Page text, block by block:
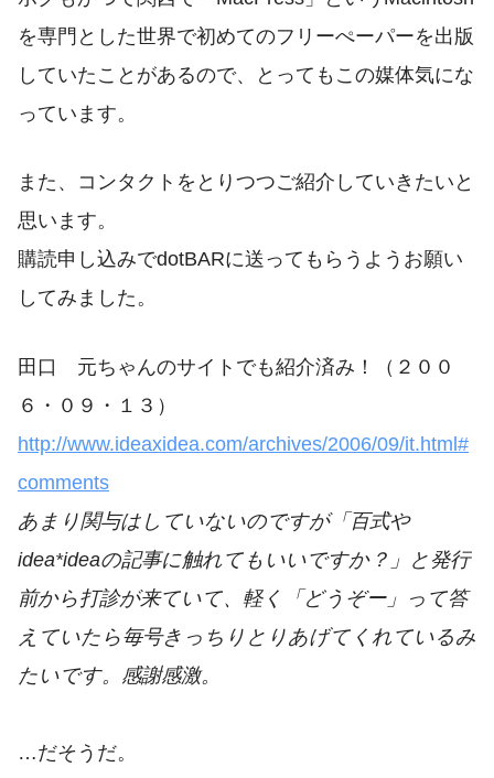
を専門とした世界で初めてのフリーぺーパーを出版
していたことがあるので、とってもこの媒体気にな
っています。
また、コンタクトをとりつつご紹介していきたいと
思います。
購読申し込みでdotBARに送ってもらうようお願い
してみました。
田口 元ちゃんのサイトでも紹介済み！（２００
６・０９・１３）
http://www.ideaxidea.com/archives/2006/09/it.html#
comments
あまり関与はしていないのですが「百式や
idea*ideaの記事に触れてもいいですか？」と発行
前から打診が来ていて、軽く「どうぞー」って答
えていたら毎号きっちりとりあげてくれているみ
たいです。感謝感激。
…だそうだ。